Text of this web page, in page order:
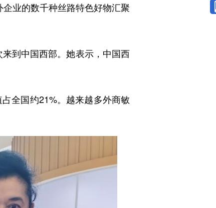
业的数千种丝路特色好物汇聚
到中国西部。她表示，中国西
全国约21%。越来越多外商敏